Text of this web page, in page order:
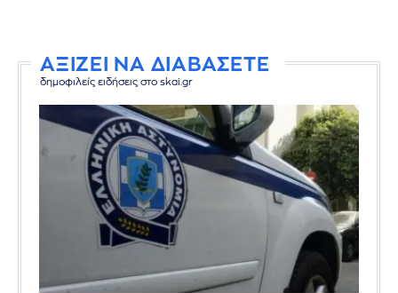
ΑΞΙΖΕΙ ΝΑ ΔΙΑΒΑΣΕΤΕ
δημοφιλείς ειδήσεις στο skai.gr